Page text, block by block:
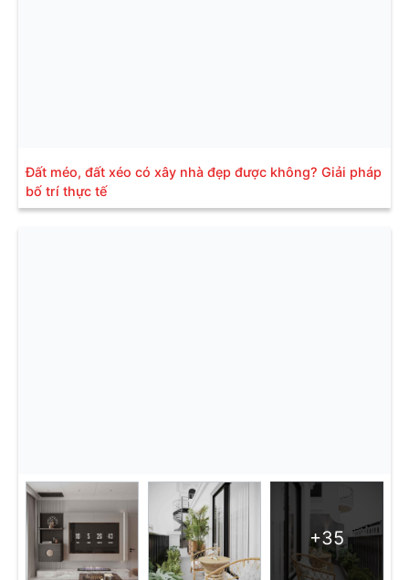
Đất méo, đất xéo có xây nhà đẹp được không? Giải pháp
bố trí thực tế
+35